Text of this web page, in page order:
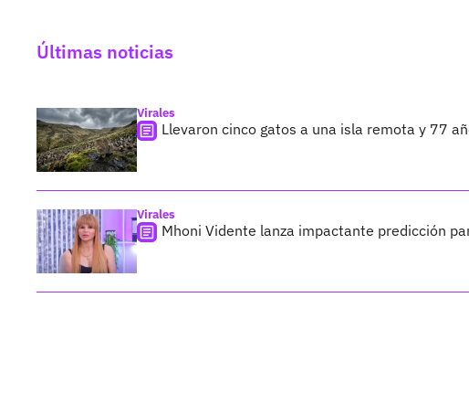
Últimas noticias
Virales
Llevaron cinco gatos a una isla remota y 77
Virales
Mhoni Vidente lanza impactante predicción